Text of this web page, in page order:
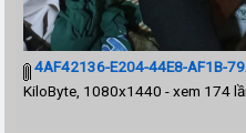
4AF42136-E204-44E8-AF1B-
KiloByte, 1080x1440 - xem 174